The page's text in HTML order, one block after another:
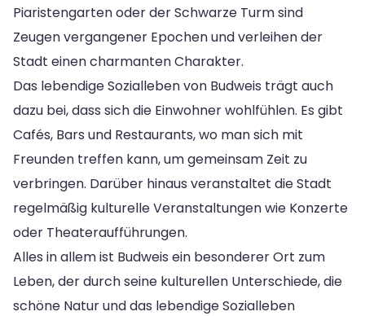
Piaristengarten oder der Schwarze Turm sind
Zeugen vergangener Epochen und verleihen der
Stadt einen charmanten Charakter.
Das lebendige Sozialleben von Budweis trägt auch
dazu bei, dass sich die Einwohner wohlfühlen. Es gibt
Cafés, Bars und Restaurants, wo man sich mit
Freunden treffen kann, um gemeinsam Zeit zu
verbringen. Darüber hinaus veranstaltet die Stadt
regelmäßig kulturelle Veranstaltungen wie Konzerte
oder Theateraufführungen.
Alles in allem ist Budweis ein besonderer Ort zum
Leben, der durch seine kulturellen Unterschiede, die
schöne Natur und das lebendige Sozialleben